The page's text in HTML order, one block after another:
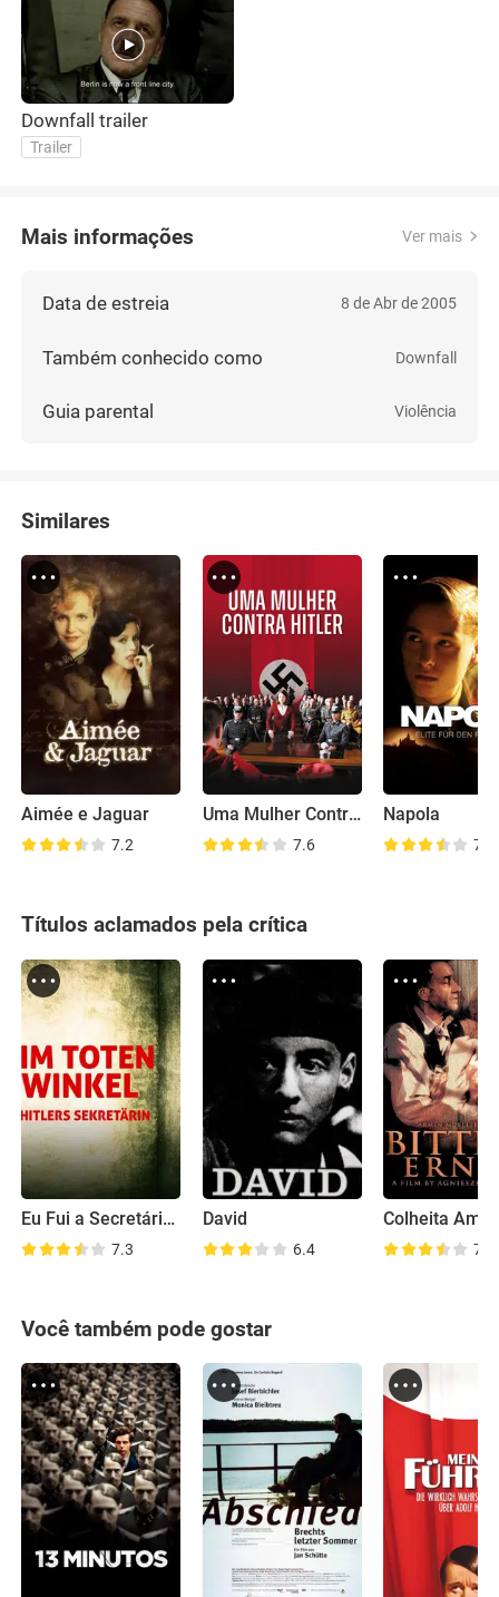
Downfall trailer
Trailer
Mais informações Ver mais
Data de estreia 8 de Abr de 2005
Também conhecido como Downfall
Guia parental Violência
Similares
Aimée e Jaguar
7.2
Uma Mulher Contra Hitler
7.6
Napola
7.4
Títulos aclamados pela crítica
Eu Fui a Secretária de Hitler
7.3
David
6.4
Colheita
7.1
Você também pode gostar